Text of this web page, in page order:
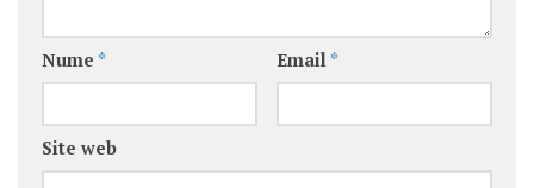
Nume * Email *
Site web